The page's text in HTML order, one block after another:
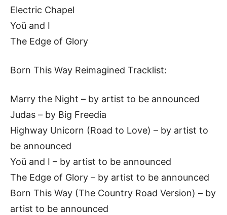
Electric Chapel
Yoü and I
The Edge of Glory
Born This Way Reimagined Tracklist:
Marry the Night – by artist to be announced
Judas – by Big Freedia
Highway Unicorn (Road to Love) – by artist to
be announced
Yoü and I – by artist to be announced
The Edge of Glory – by artist to be announced
Born This Way (The Country Road Version) – by
artist to be announced